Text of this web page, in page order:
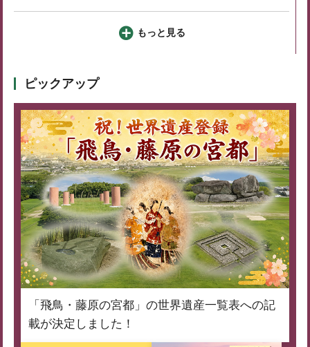
もっと見る
ピックアップ
「飛鳥・藤原の宮都」の世界遺産一覧表への記
載が決定しました！